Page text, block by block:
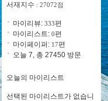
서재지수 : 27072점
마이리뷰: 333편
마이리스트: 0편
마이페이퍼: 17편
오늘 7, 총 27450 방문
오늘의 마이리스트
선택된 마이리스트가 없습니